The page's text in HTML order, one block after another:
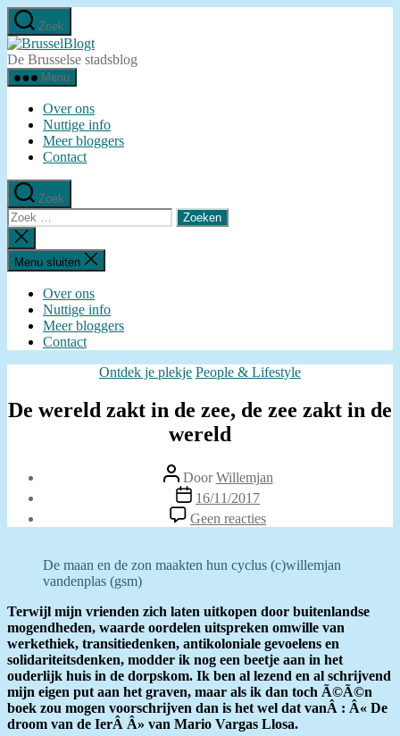
Ga
naar
de
inhoud
Zoek
BrusselBlogt
De Brusselse stadsblog
Menu
Over ons
Nuttige info
Meer bloggers
Contact
Zoek
Zoeken
naar:
Zoeken
sluiten
Menu sluiten
Over ons
Nuttige info
Meer bloggers
Contact
Categorieën
Ontdek je plekje People & Lifestyle
De wereld zakt in de zee, de zee zakt in de
wereld
Berichtauteur
DoorWillemjan
Berichtdatum
16/11/2017
Geen reacties
De
zakt
in
zee,
de
zee
zakt
in
de
wereld
De maan en de zon maakten hun cyclus (c)willemjan
vandenplas (gsm)
Terwijl mijn vrienden zich laten uitkopen door buitenlandse
mogendheden, waarde oordelen uitspreken omwille van
werkethiek, transitiedenken, antikoloniale gevoelens en
solidariteitsdenken, modder ik nog een beetje aan in het
ouderlijk huis in de dorpskom. Ik ben al lezend en al schrijvend
mijn eigen put aan het graven, maar als ik dan toch Ã©Ã©n
boek zou mogen voorschrijven dan is het wel dat vanÂ : Â« De
droom van de IerÂ Â» van Mario Vargas Llosa.